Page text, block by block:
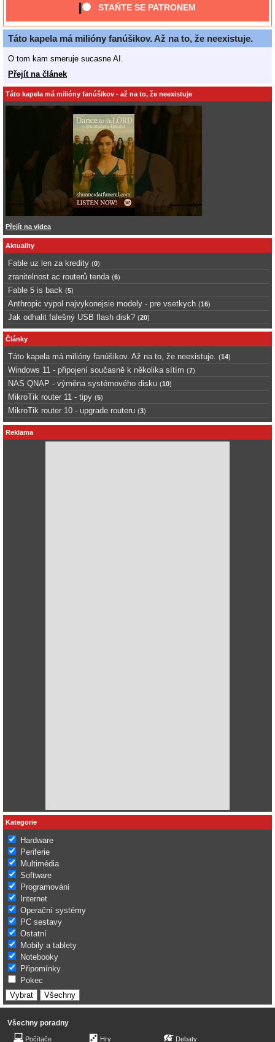
STAŇTE SE PATRONEM
Táto kapela má milióny fanúšikov. Až na to, že neexistuje.
O tom kam smeruje sucasne AI.
Přejít na článek
Táto kapela má milióny fanúšikov - až na to, že neexistuje
Přejít na videa
Aktuality
Fable uz len za kredity (0)
zranitelnost ac routerů tenda (6)
Fable 5 is back (5)
Anthropic vypol najvykonejsie modely - pre vsetkych (16)
Jak odhalit falešný USB flash disk? (20)
Články
Táto kapela má milióny fanúšikov. Až na to, že neexistuje. (14)
Windows 11 - připojení současně k několika sítím (7)
NAS QNAP - výměna systémového disku (10)
MikroTik router 11 - tipy (5)
MikroTik router 10 - upgrade routeru (3)
Reklama
Kategorie
Hardware
Periferie
Multimédia
Software
Programování
Internet
Operační systémy
PC sestavy
Ostatní
Mobily a tablety
Notebooky
Připomínky
Pokec
Všechny poradny
Počítače Hry Debaty